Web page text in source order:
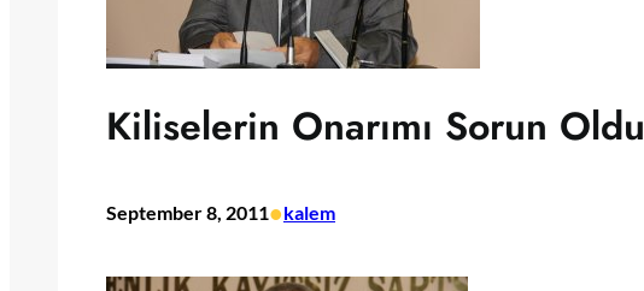
Kiliselerin Onarımı Sorun Oldu
September 8, 2011•kalem